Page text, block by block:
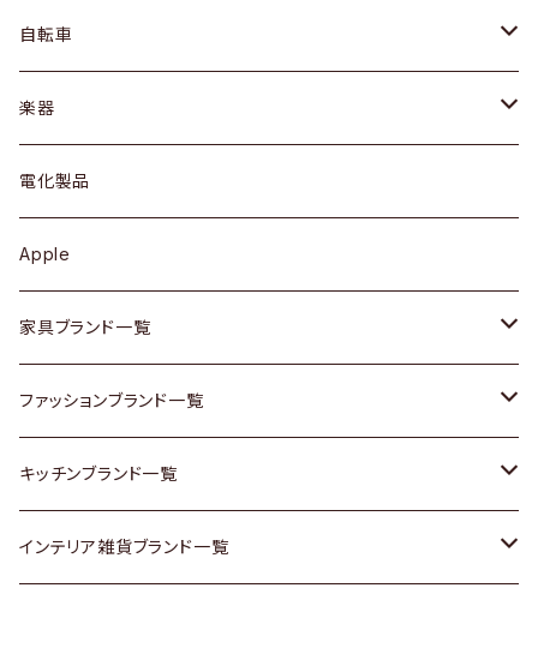
ドレッサー
シェルフ
キュリオケース / 飾り棚
カップボード / 食器棚
チェスト
その他家具
Vintageヴィンテージ / Antiqueアンティーク
Designers / デザイナーズ
アウター
トップス
ワンピース
ボトムス
靴
スカーフ
腕時計
Vintage / ヴィンテージ
プレート / ボウル
カトラリー
ケトル / ティーポット
鍋 / フライパン
Vintage / ヴィンテージ
銀製品
和物 / 作家物
その他キッチン雑貨
自転車
dahon
楽器
ギター
ベース
その他楽器
電化製品
Apple
家具ブランド一覧
ACME Furniture / アクメ ファニチャー
ACTUS / アクタス
arflex / アルフレックス
ファッションブランド一覧
agnes b / アニエス ベー
BALLY / バリー
キッチンブランド一覧
ARABIA / アラビア
インテリア雑貨ブランド一覧